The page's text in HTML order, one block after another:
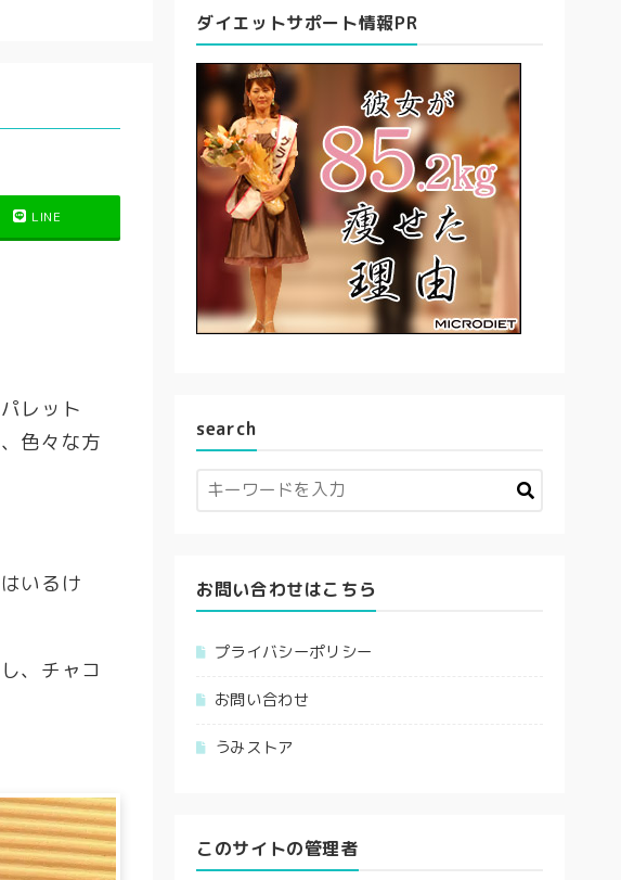
LINE
レット
色々な方
いるけ
、チャコ
ダイエットサポート情報PR
search
お問い合わせはこちら
プライバシーポリシー
お問い合わせ
うみストア
このサイトの管理者